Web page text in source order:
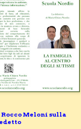
Meloni sulla